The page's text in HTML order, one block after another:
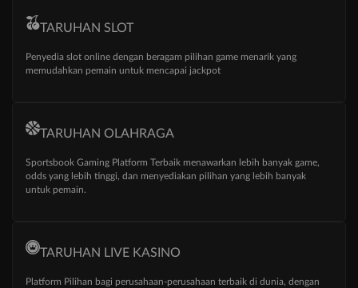
TARUHAN SLOT
Penyedia slot online dengan beragam pilihan game menarik yang
memudahkan pemain untuk mencapai jackpot
TARUHAN OLAHRAGA
Sportsbook Gaming Platform Terbaik menawarkan lebih banyak game,
odds yang lebih tinggi, dan menyediakan pilihan yang lebih banyak
untuk pemain.
TARUHAN LIVE KASINO
Platform Pilihan bagi perusahaan-perusahaan terbaik di dunia, dengan